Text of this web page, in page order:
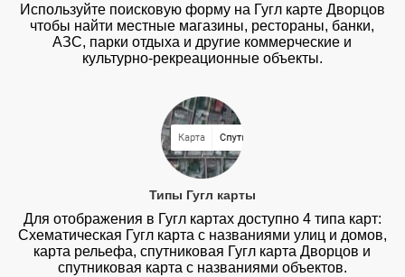
Используйте поисковую форму на Гугл карте Дворцов
чтобы найти местные магазины, рестораны, банки,
АЗС, парки отдыха и другие коммерческие и
культурно-рекреационные объекты.
Типы Гугл карты
Для отображения в Гугл картах доступно 4 типа карт:
Схематическая Гугл карта с названиями улиц и домов,
карта рельефа, спутниковая Гугл карта Дворцов и
спутниковая карта с названиями объектов.